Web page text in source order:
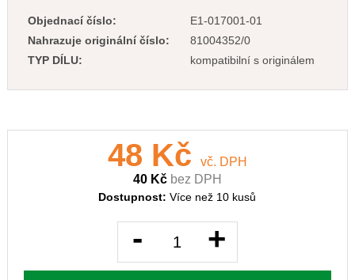
Objednací číslo:
E1-017001-01
Nahrazuje originální číslo:
81004352/0
TYP DÍLU:
kompatibilní s originálem
48 Kč
vč. DPH
40 Kč bez DPH
Dostupnost:Více než 10 kusů
- +